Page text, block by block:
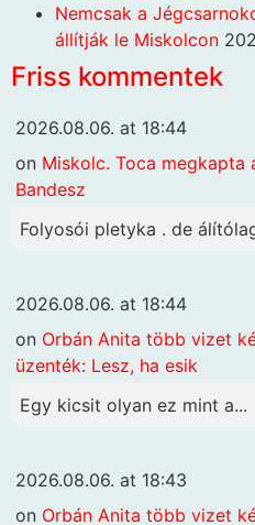
Nemcsak a
állítják le Miskolcon
Friss kommentek
2026.08.06. at 18:44
on Miskolc. Toca megkapta
Bandesz
Folyosói pletyka . de
2026.08.06. at 18:44
on Orbán Anita több vizet
üzenték: Lesz, ha esik
Egy kicsit olyan ez mint a...
2026.08.06. at 18:43
on Orbán Anita több vizet